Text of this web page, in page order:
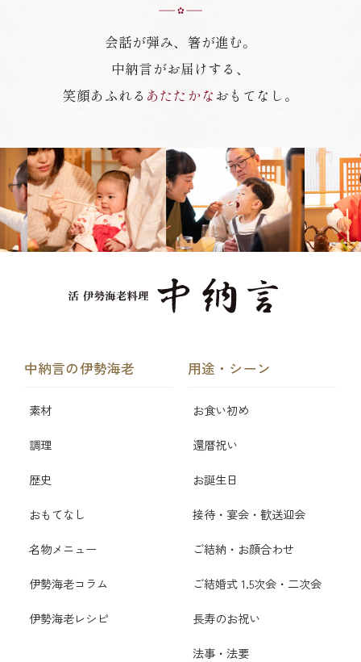
会話が弾み、箸が進む。
中納言がお届けする、
笑顔あふれる あたたかな おもてなし。
中納言の伊勢海老
素材
調理
歴史
おもてなし
名物メニュー
伊勢海老コラム
伊勢海老レシピ
用途・シーン
お食い初め
還暦祝い
お誕生日
接待・宴会・歓送迎会
ご結納・お顔合わせ
ご結婚式 1.5次会・二次会
長寿のお祝い
法事・法要